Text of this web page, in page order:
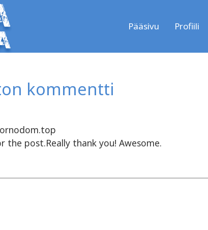
Pääsivu Profiili
kommentti
the post.Really thank you! Awesome.